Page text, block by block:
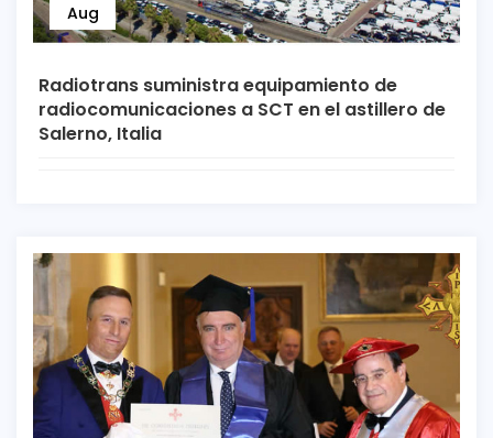
Aug
Radiotrans suministra equipamiento de
radiocomunicaciones a SCT en el astillero de
Salerno, Italia